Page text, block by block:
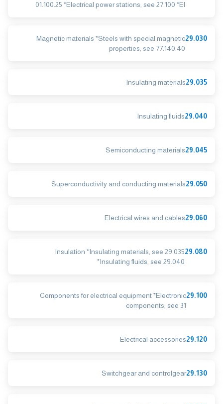
01.100.25 *Electrical power stations, see 27.100 *El
29.030
Magnetic materials *Steels with special magnetic
properties, see 77.140.40
29.035
Insulating materials
29.040
Insulating fluids
29.045
Semiconducting materials
29.050
Superconductivity and conducting materials
29.060
Electrical wires and cables
29.080
Insulation *Insulating materials, see 29.035
*Insulating fluids, see 29.040
29.100
Components for electrical equipment *Electronic
components, see 31
29.120
Electrical accessories
29.130
Switchgear and controlgear